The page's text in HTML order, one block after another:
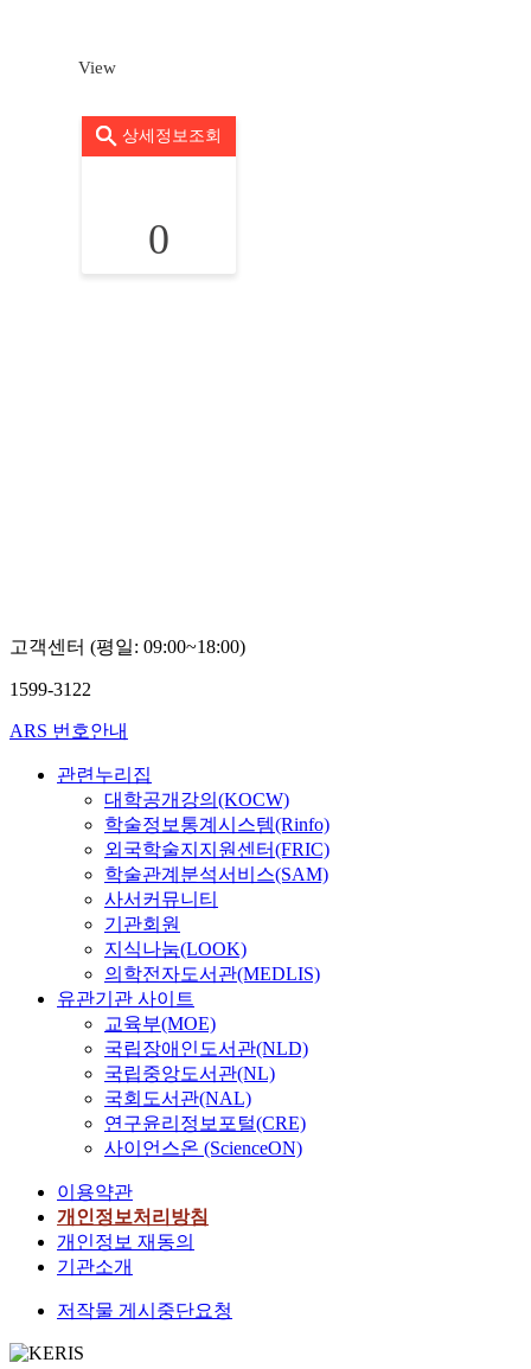
View
상세정보조회
0
고객센터 (평일: 09:00~18:00)
1599-3122
ARS 번호안내
관련누리집
대학공개강의(KOCW)
학술정보통계시스템(Rinfo)
외국학술지지원센터(FRIC)
학술관계분석서비스(SAM)
사서커뮤니티
기관회원
지식나눔(LOOK)
의학전자도서관(MEDLIS)
유관기관 사이트
교육부(MOE)
국립장애인도서관(NLD)
국립중앙도서관(NL)
국회도서관(NAL)
연구윤리정보포털(CRE)
사이언스온 (ScienceON)
이용약관
개인정보처리방침
개인정보 재동의
기관소개
저작물 게시중단요청